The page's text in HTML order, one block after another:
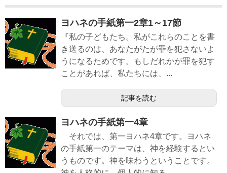
ヨハネの手紙第一2章1～17節
『私の子どもたち。私がこれらのことを書
き送るのは、あなたがたが罪を犯さないよ
うになるためです。もしだれかが罪を犯す
ことがあれば、私たちには、...
記事を読む
ヨハネの手紙第一4章
それでは、第一ヨハネ4章です。ヨハネ
の手紙第一のテーマは、神を経験するとい
うものです。神を味わうということです。